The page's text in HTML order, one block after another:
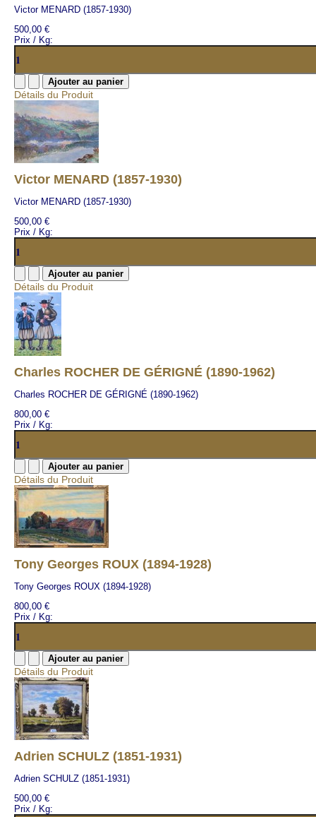
Victor MENARD (1857-1930)
500,00 €
Prix / Kg:
Détails du Produit
Victor MENARD (1857-1930)
Victor MENARD (1857-1930)
500,00 €
Prix / Kg:
Détails du Produit
Charles ROCHER DE GÉRIGNÉ (1890-1962)
Charles ROCHER DE GÉRIGNÉ (1890-1962)
800,00 €
Prix / Kg:
Détails du Produit
Tony Georges ROUX (1894-1928)
Tony Georges ROUX (1894-1928)
800,00 €
Prix / Kg:
Détails du Produit
Adrien SCHULZ (1851-1931)
Adrien SCHULZ (1851-1931)
500,00 €
Prix / Kg: